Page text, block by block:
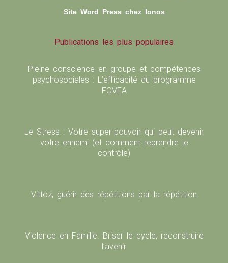
Site Word Press chez Ionos
Publications les plus populaires
Pleine conscience en groupe et compétences
psychosociales : L’efficacité du programme
FOVEA
Le Stress : Votre super-pouvoir qui peut devenir
votre ennemi (et comment reprendre le
contrôle)
Vittoz, guérir des répétitions par la répétition
Violence en Famille. Briser le cycle, reconstruire
l’avenir